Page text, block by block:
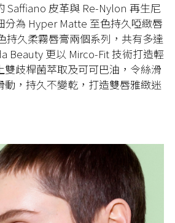
Saffiano 皮革與 Re-Nylon 再生尼
分為 Hyper Matte 至色持久啞緻唇
持久柔霧唇膏兩個系列，共有多達
Beauty 更以 Mirco-Fit 技術打造輕
歧桿菌萃取及可可巴油，令絲滑
動，持久不變乾，打造雙唇雅緻迷